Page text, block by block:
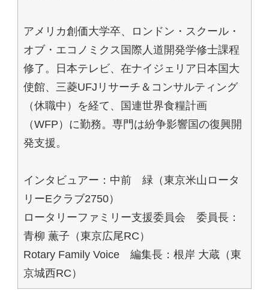
アメリカ創価大学卒、ロンドン・スクール・
オブ・エコノミクス国際人道開発学修士課程
修了。日本テレビ、在ナイジェリア日本国大
使館、三菱UFJリサーチ＆コンサルティング
（休職中）を経て、国連世界食糧計画
（WFP）に勤務。専門は紛争影響国の復興開
発支援。
インタビュアー：中前 緑（東京米山ロータ
リーEクラブ2750）
ロータリーファミリー支援委員会 委員長：
青柳 薫子（東京広尾RC）
Rotary Family Voice 編集長：根岸 大蔵（東
京城西RC）